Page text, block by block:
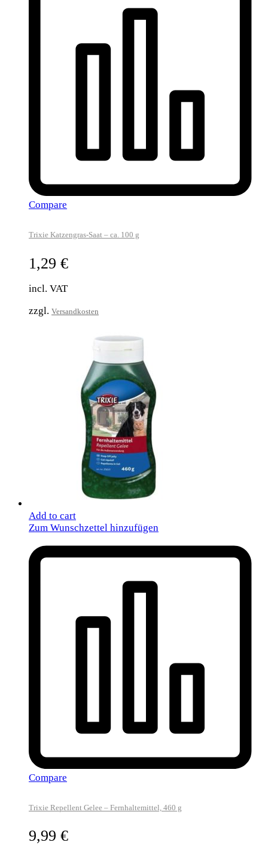
Compare
Trixie Katzengras-Saat – ca. 100 g
1,29 €
incl. VAT
zzgl. Versandkosten
Add to cart
Zum Wunschzettel hinzufügen
Compare
Trixie Repellent Gelee – Fernhaltemittel, 460 g
9,99 €